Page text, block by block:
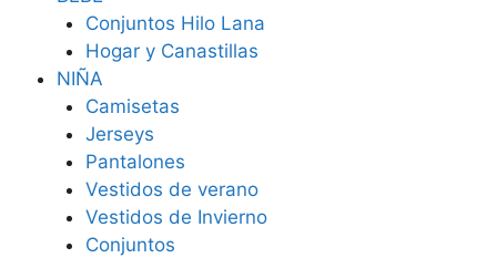
Conjuntos Hilo Lana
Hogar y Canastillas
NIÑA
Camisetas
Jerseys
Pantalones
Vestidos de verano
Vestidos de Invierno
Conjuntos